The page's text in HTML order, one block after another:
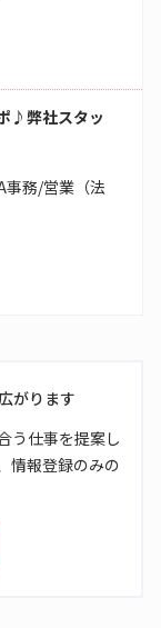
♪弊社スタッ
事務/営業（法
がります
う仕事を提案し
情報登録のみの